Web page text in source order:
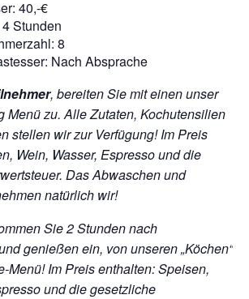
40,-€
Stunden
8
Nach Absprache
, bereiten Sie mit einen unser
Menü zu. Alle Zutaten, Kochutensilien
stellen wir zur Verfügung!Im Preis
Wein, Wasser, Espresso und die
Das Abwaschen und
natürlich wir!
Sie 2 Stunden nach
genießen ein, von unseren „Köchen“
Menü!Im Preis enthalten: Speisen,
und die gesetzliche